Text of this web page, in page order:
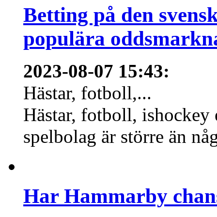
Betting på den
populära
2023-08-07 15:43:
Hästar, fotboll,...
Hästar, fotboll,
spelbolag är större än
Har Hammarby